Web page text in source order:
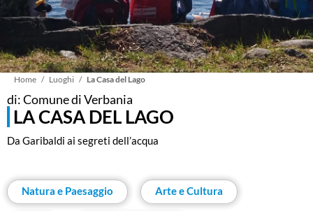
Briciole
di
Home Luoghi La Casa del Lago
di: Comune di Verbania
LA CASA DEL LAGO
Da Garibaldi ai segreti dell’acqua
Natura e Paesaggio Arte e Cultura